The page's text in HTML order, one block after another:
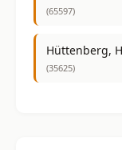
(65597)
Hüttenberg,
(35625)